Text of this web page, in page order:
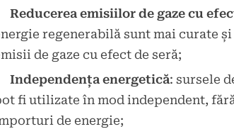
Reducerea emisiilor de gaze cu
regenerabilă sunt mai curate
de gaze cu efect de seră;
Independența energetică: sursele
fi utilizate în mod independent,
de energie;